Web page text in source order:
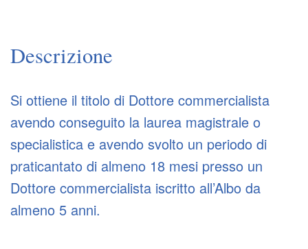
Descrizione
Si ottiene il titolo di Dottore commercialista
avendo conseguito la laurea magistrale o
specialistica e avendo svolto un periodo di
praticantato di almeno 18 mesi presso un
Dottore commercialista iscritto all’Albo da
almeno 5 anni.